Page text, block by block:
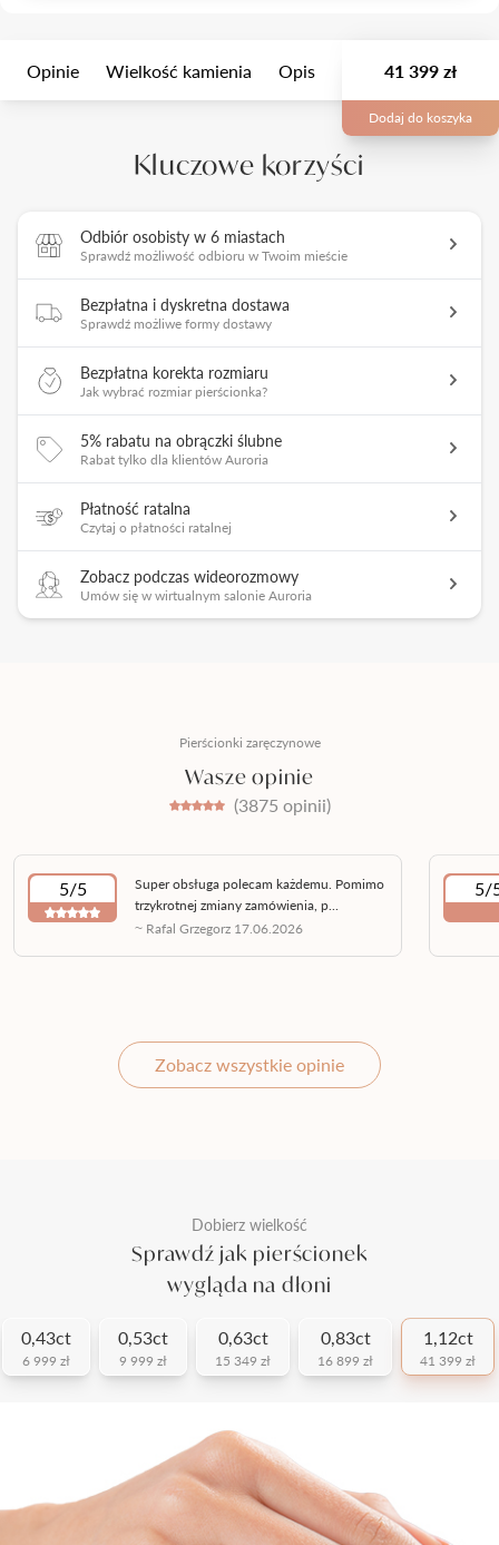
Opinie Wielkość kamienia Opis Opakowanie
41 399 zł
Dodaj do koszyka
Kluczowe korzyści
Odbiór osobisty w 6 miastach
Sprawdź możliwość odbioru w Twoim mieście
Bezpłatna i dyskretna dostawa
Sprawdź możliwe formy dostawy
Bezpłatna korekta rozmiaru
Jak wybrać rozmiar pierścionka?
5% rabatu na obrączki ślubne
Rabat tylko dla klientów Auroria
Płatność ratalna
Czytaj o płatności ratalnej
Zobacz podczas wideorozmowy
Umów się w wirtualnym salonie Auroria
Pierścionki zaręczynowe
Wasze opinie
(3875 opinii)
5/5
Super obsługa polecam każdemu. Pomimo
trzykrotnej zmiany zamówienia, p...
~ Rafal Grzegorz 17.06.2026
5/
Zobacz wszystkie opinie
Dobierz wielkość
Sprawdź jak pierścionek
wygląda na dłoni
0,43ct
6 999 zł
0,53ct
9 999 zł
0,63ct
15 349 zł
0,83ct
16 899 zł
1,12ct
41 399 zł